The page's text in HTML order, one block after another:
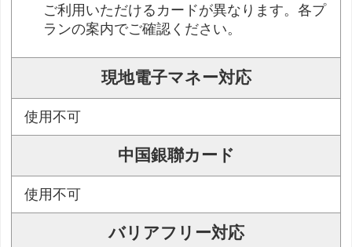
ご利用いただけるカードが異なります。各プ
ランの案内でご確認ください。
現地電子マネー対応
使用不可
中国銀聯カード
使用不可
バリアフリー対応